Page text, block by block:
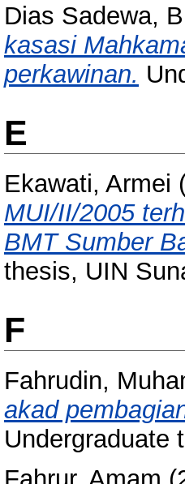
Dias Sadewa,
kasasi
perkawinan.
E
Ekawati, Armei
MUI/II/2005
BMT Sumber
thesis, UIN
F
Fahrudin,
akad
Undergraduate